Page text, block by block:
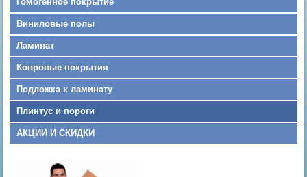
Виниловые полы
Ламинат
Ковровые покрытия
Подложка к ламинату
Плинтус и пороги
АКЦИИ И СКИДКИ